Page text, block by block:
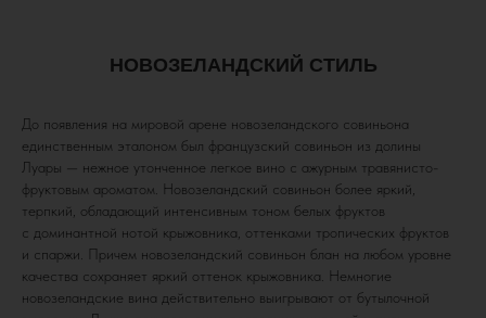
НОВОЗЕЛАНДСКИЙ СТИЛЬ
До появления на мировой арене новозеландского совиньона
единственным эталоном был французский совиньон из долины
Луары — нежное утонченное легкое вино с ажурным травянисто-
фруктовым ароматом. Новозеландский совиньон более яркий,
терпкий, обладающий интенсивным тоном белых фруктов
с доминантной нотой крыжовника, оттенками тропических фруктов
и спаржи. Причем новозеландский совиньон блан на любом уровне
качества сохраняет яркий оттенок крыжовника. Немногие
новозеландские вина действительно выигрывают от бутылочной